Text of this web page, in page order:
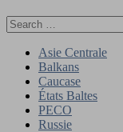
to
for:
Asie Centrale
Balkans
Caucase
États Baltes
PECO
Russie